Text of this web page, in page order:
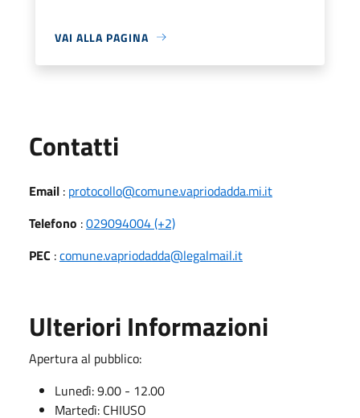
VAI ALLA PAGINA
Contatti
Email : protocollo@comune.vapriodadda.mi.it
Telefono :029094004 (+2)
PEC :comune.vapriodadda@legalmail.it
Ulteriori Informazioni
Apertura al pubblico:
Lunedì: 9.00 - 12.00
Martedì: CHIUSO